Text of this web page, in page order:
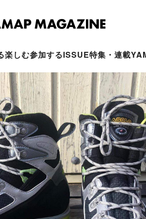
楽しむ参加するISSUE特集・連載